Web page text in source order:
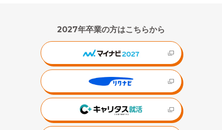
2027年卒業の方はこちらから